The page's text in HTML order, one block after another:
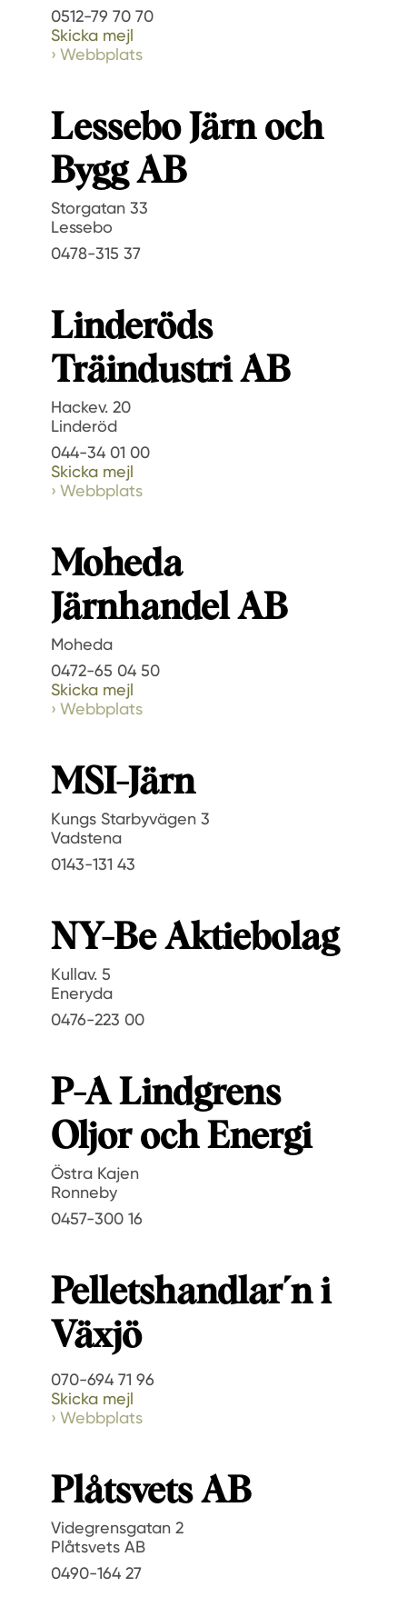
0512-79 70 70
Skicka mejl
Webbplats
Lessebo Järn och
Bygg AB
Storgatan 33
Lessebo
0478-315 37
Linderöds
Träindustri AB
Hackev. 20
Linderöd
044-34 01 00
Skicka mejl
Webbplats
Moheda
Järnhandel AB
Moheda
0472-65 04 50
Skicka mejl
Webbplats
MSI-Järn
Kungs Starbyvägen 3
Vadstena
0143-131 43
NY-Be Aktiebolag
Kullav. 5
Eneryda
0476-223 00
P-A Lindgrens
Oljor och Energi
Östra Kajen
Ronneby
0457-300 16
Pelletshandlar´n i
Växjö
070-694 71 96
Skicka mejl
Webbplats
Plåtsvets AB
Videgrensgatan 2
Plåtsvets AB
0490-164 27